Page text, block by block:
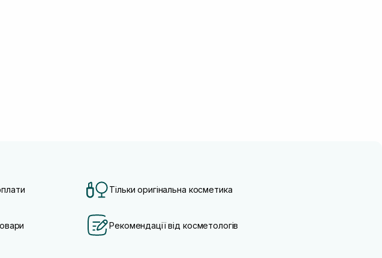
Тільки оригінальна косметика
Рекомендації від косметологів